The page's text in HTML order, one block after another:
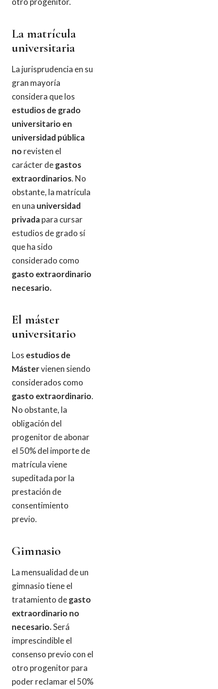
La matrícula
universitaria
La jurisprudencia en su
gran mayoría
considera que los
estudios de grado
universitario en
universidad pública
no revisten el
carácter degastos
extraordinarios. No
obstante, la matrícula
en una universidad
privadapara cursar
estudios de grado sí
que ha sido
considerado como
gasto extraordinario
necesario.
El máster
universitario
Los estudios de
Mástervienen siendo
considerados como
gasto extraordinario.
No obstante, la
obligación del
progenitor de abonar
el 50% del importe de
matrícula viene
supeditada por la
prestación de
consentimiento
previo.
Gimnasio
La mensualidad de un
gimnasio tiene el
tratamiento degasto
extraordinario no
necesario.Será
imprescindible el
consenso previo con el
otro progenitor para
poder reclamar el 50%